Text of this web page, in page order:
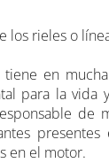
los rieles o
tiene en
para la
de
en el motor.